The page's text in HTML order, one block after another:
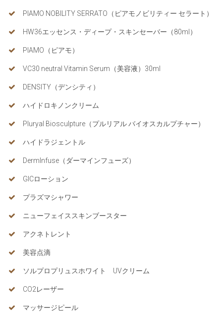
PIAMO NOBILITY SERRATO（ピアモノビリティー セラート）
HW36エッセンス・ディープ・スキンセーバー（80ml）
PIAMO（ピアモ）
VC30 neutral Vitamin Serum（美容液）30ml
DENSITY（デンシティ）
ハイドロキノンクリーム
Pluryal Biosculpture（プルリアル バイオスカルプチャー）
ハイドラジェントル
DermInfuse（ダーマインフューズ）
GICローション
プラズマシャワー
ニューフェイススキンブースター
アクネトレント
美容点滴
ソルプロプリュスホワイト UVクリーム
CO2レーザー
マッサージピール